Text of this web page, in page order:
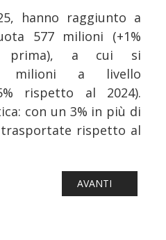
hanno raggiunto a
577 milioni (+1%
prima), a cui si
milioni a livello
rispetto al 2024).
con un 3% in più di
rispetto al
AUTOBUS: DAL MIT 750
ARTICOLO
AVANTI